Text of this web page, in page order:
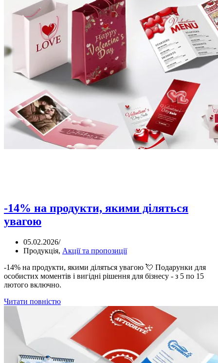
-14% на продукти, якими діляться
увагою
05.02.2026/
Продукція, Акції та пропозиції
-14% на продукти, якими діляться увагою 💘 Подарунки для
особистих моментів і вигідні рішення для бізнесу - з 5 по 15
лютого включно.
Читати повністю